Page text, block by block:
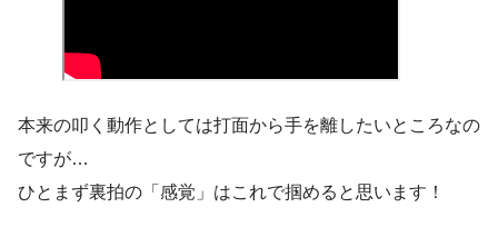
本来の叩く動作としては打面から手を離したいところなの
ですが…
ひとまず裏拍の「感覚」はこれで掴めると思います！